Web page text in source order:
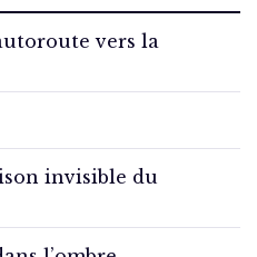
vers la
invisible du